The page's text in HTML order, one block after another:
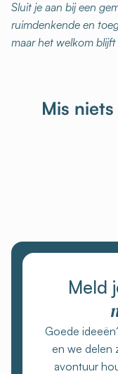
Sluit je aan bij een
ruimdenkende en
maar het welkom
Mis
Meld
Goede
en we delen
avontuur